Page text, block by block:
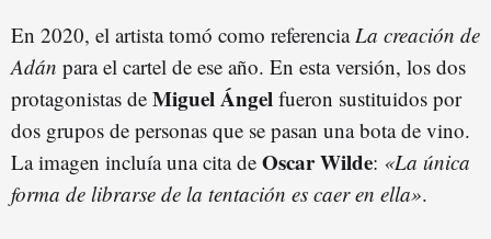
En 2020, el artista tomó como referencia La creación de
Adán para el cartel de ese año. En esta versión, los dos
protagonistas de Miguel Ángel fueron sustituidos por
dos grupos de personas que se pasan una bota de vino.
La imagen incluía una cita de Oscar Wilde: «La única
forma de librarse de la tentación es caer en ella».